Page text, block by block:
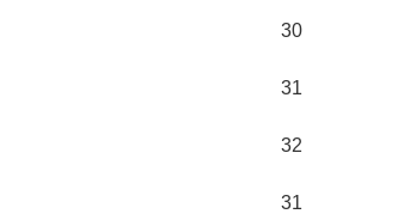
30
31
32
31